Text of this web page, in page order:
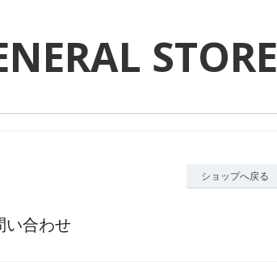
STORE
ショップへ戻る
い合わせ